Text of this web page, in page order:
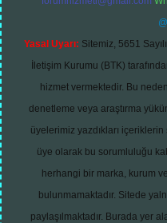
Yasal Uyarı: Sitemiz, 5651
İletişim Kurumu (BTK)
hizmet vermektedir. Bu
denetleme veya araştırma
üyelerimiz yazdıkları
üye olarak bu sorumluluğu
herhangi bir marka, kurum
bulunmamaktadır. Sitede
paylaşılmaktadır. Burada yer